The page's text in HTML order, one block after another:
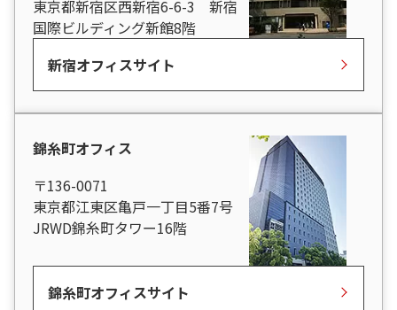
東京都新宿区西新宿6-6-3 新宿
国際ビルディング新館8階
新宿オフィスサイト
錦糸町オフィス
〒136-0071
東京都江東区亀戸一丁目5番7号
JRWD錦糸町タワー16階
錦糸町オフィスサイト